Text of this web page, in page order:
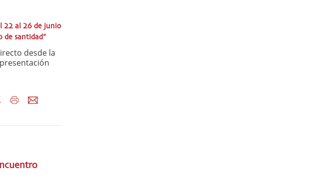
22 al 26 de junio
santidad”
desde la